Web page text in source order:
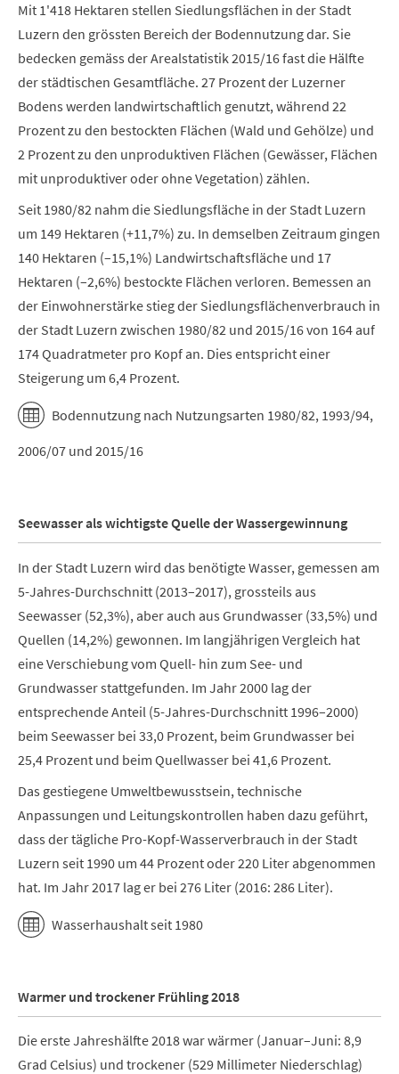
Mit 1'418 Hektaren stellen Siedlungsflächen in der Stadt
Luzern den grössten Bereich der Bodennutzung dar. Sie
bedecken gemäss der Arealstatistik 2015/16 fast die Hälfte
der städtischen Gesamtfläche. 27 Prozent der Luzerner
Bodens werden landwirtschaftlich genutzt, während 22
Prozent zu den bestockten Flächen (Wald und Gehölze) und
2 Prozent zu den unproduktiven Flächen (Gewässer, Flächen
mit unproduktiver oder ohne Vegetation) zählen.
Seit 1980/82 nahm die Siedlungsfläche in der Stadt Luzern
um 149 Hektaren (+11,7%) zu. In demselben Zeitraum gingen
140 Hektaren (–15,1%) Landwirtschaftsfläche und 17
Hektaren (–2,6%) bestockte Flächen verloren. Bemessen an
der Einwohnerstärke stieg der Siedlungsflächenverbrauch in
der Stadt Luzern zwischen 1980/82 und 2015/16 von 164 auf
174 Quadratmeter pro Kopf an. Dies entspricht einer
Steigerung um 6,4 Prozent.
Bodennutzung nach Nutzungsarten 1980/82, 1993/94,
2006/07 und 2015/16
Seewasser als wichtigste Quelle der Wassergewinnung
In der Stadt Luzern wird das benötigte Wasser, gemessen am
5-Jahres-Durchschnitt (2013–2017), grossteils aus
Seewasser (52,3%), aber auch aus Grundwasser (33,5%) und
Quellen (14,2%) gewonnen. Im langjährigen Vergleich hat
eine Verschiebung vom Quell- hin zum See- und
Grundwasser stattgefunden. Im Jahr 2000 lag der
entsprechende Anteil (5-Jahres-Durchschnitt 1996–2000)
beim Seewasser bei 33,0 Prozent, beim Grundwasser bei
25,4 Prozent und beim Quellwasser bei 41,6 Prozent.
Das gestiegene Umweltbewusstsein, technische
Anpassungen und Leitungskontrollen haben dazu geführt,
dass der tägliche Pro-Kopf-Wasserverbrauch in der Stadt
Luzern seit 1990 um 44 Prozent oder 220 Liter abgenommen
hat. Im Jahr 2017 lag er bei 276 Liter (2016: 286 Liter).
Wasserhaushalt seit 1980
Warmer und trockener Frühling 2018
Die erste Jahreshälfte 2018 war wärmer (Januar–Juni: 8,9
Grad Celsius) und trockener (529 Millimeter Niederschlag)